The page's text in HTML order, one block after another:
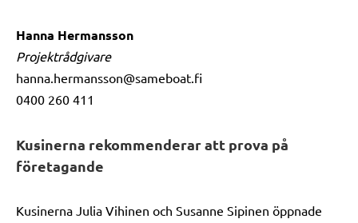
Hanna Hermansson
Projektrådgivare
hanna.hermansson@sameboat.fi
0400 260 411
Kusinerna rekommenderar att prova på
företagande
Kusinerna Julia Vihinen och Susanne Sipinen öppnade